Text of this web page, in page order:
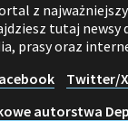
z
tutaj newsy
prasy oraz
Twitter/X
autorstwa